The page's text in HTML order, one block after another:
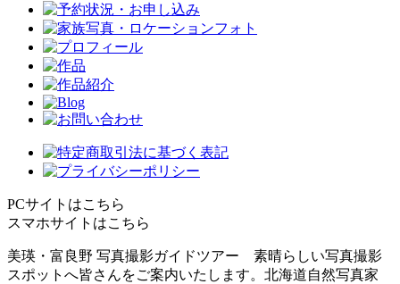
PCサイトはこちら
スマホサイトはこちら
美瑛・富良野 写真撮影ガイドツアー 素晴らしい写真撮影
スポットへ皆さんをご案内いたします。北海道自然写真家